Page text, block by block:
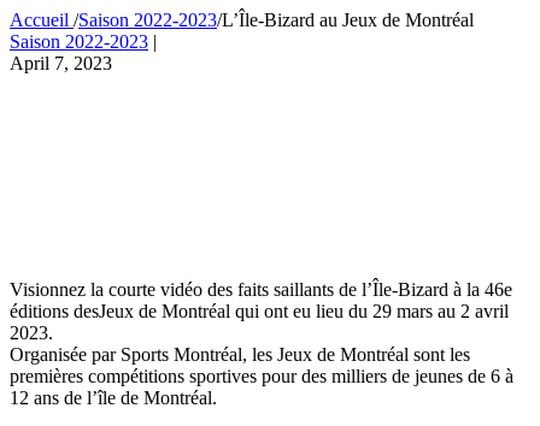
Accueil /Saison 2022-2023/L’Île-Bizard au Jeux de Montréal
Saison 2022-2023 |
April 7, 2023
Visionnez la courte vidéo des faits saillants de l’Île-Bizard à la 46e
éditions desJeux de Montréal qui ont eu lieu du 29 mars au 2 avril
2023.
Organisée par Sports Montréal, les Jeux de Montréal sont les
premières compétitions sportives pour des milliers de jeunes de 6 à
12 ans de l’île de Montréal.